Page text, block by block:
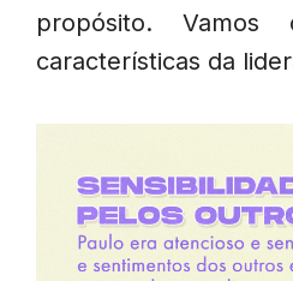
propósito. Vamos
características da